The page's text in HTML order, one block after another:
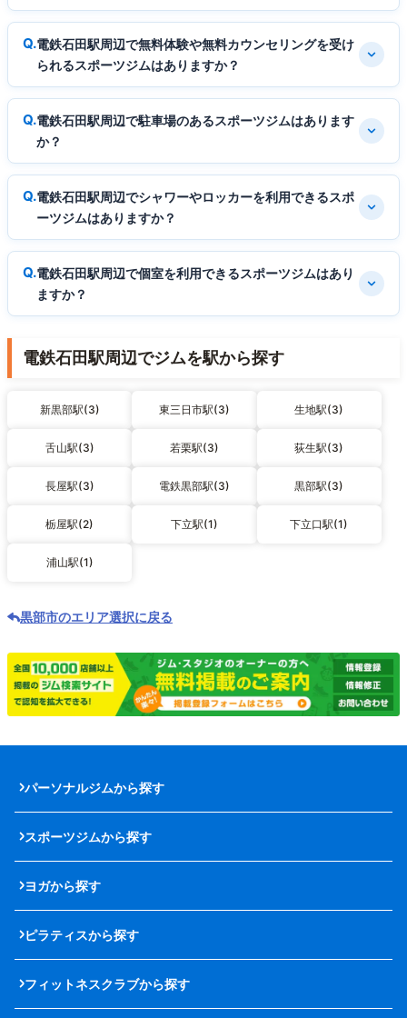
電鉄石田駅周辺で無料体験や無料カウンセリングを受け
られるスポーツジムはありますか？
電鉄石田駅周辺で駐車場のあるスポーツジムはあります
か？
電鉄石田駅周辺でシャワーやロッカーを利用できるスポ
ーツジムはありますか？
電鉄石田駅周辺で個室を利用できるスポーツジムはあり
ますか？
電鉄石田駅周辺でジムを駅から探す
新黒部駅(3) 東三日市駅(3) 生地駅(3)
舌山駅(3) 若栗駅(3) 荻生駅(3)
長屋駅(3) 電鉄黒部駅(3) 黒部駅(3)
栃屋駅(2) 下立駅(1) 下立口駅(1)
浦山駅(1)
黒部市のエリア選択に戻る
パーソナルジムから探す
スポーツジムから探す
ヨガから探す
ピラティスから探す
フィットネスクラブから探す